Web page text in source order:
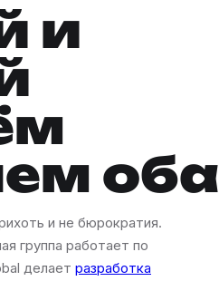
и
оба
и не бюрократия.
группа работает по
делает разработка